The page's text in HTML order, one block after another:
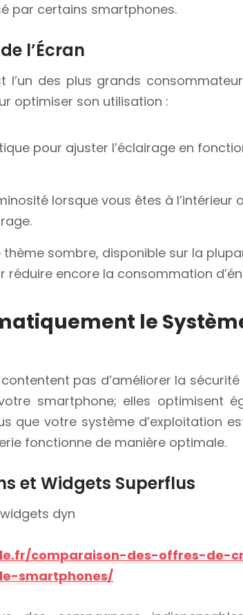
par certains smartphones.
l’Écran
l’un des plus grands
optimiser son utilisation :
pour ajuster l’éclairage en
lorsque vous êtes à l’intérieur
sombre, disponible sur la
encore la consommation
le
pas d’améliorer la sécurité
smartphone; elles optimisent
que votre système d’exploitation
fonctionne de manière optimale.
et Widgets Superflus
dyn
comparaison-des-offres-de-
smartphones/